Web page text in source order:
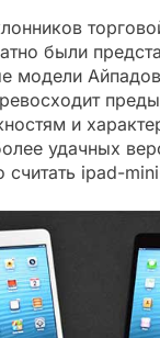
были
модели
и
удачных
считать ipad-